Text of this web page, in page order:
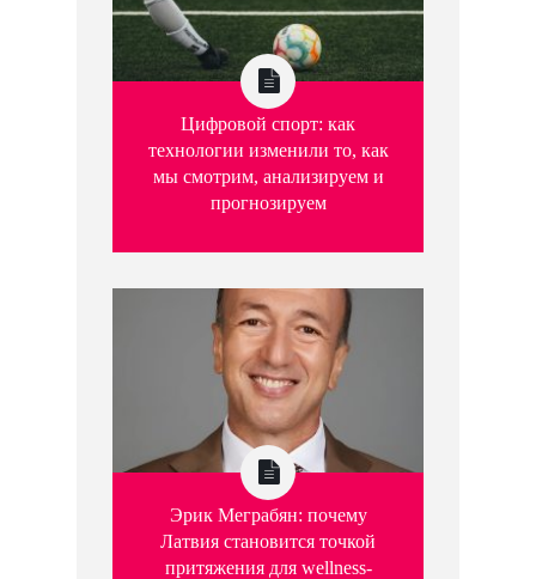
Цифровой спорт: как
технологии изменили то, как
мы смотрим, анализируем и
прогнозируем
Эрик Меграбян: почему
Латвия становится точкой
притяжения для wellness-